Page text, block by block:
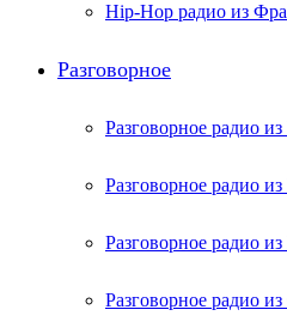
Hip-Hop радио из
Разговорное
Разговорное радио
Разговорное радио
Разговорное радио из
Разговорное радио